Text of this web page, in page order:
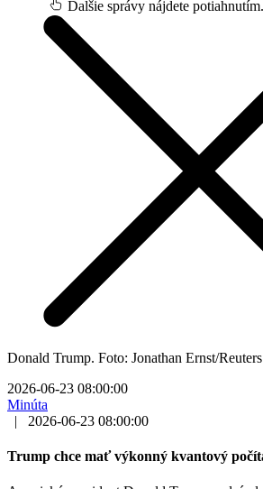
Ďalšie správy nájdete potiahnutím.
Donald Trump. Foto: Jonathan Ernst/Reuters
2026-06-23 08:00:00
Minúta
|
2026-06-23 08:00:00
Trump chce mať výkonný kvantový